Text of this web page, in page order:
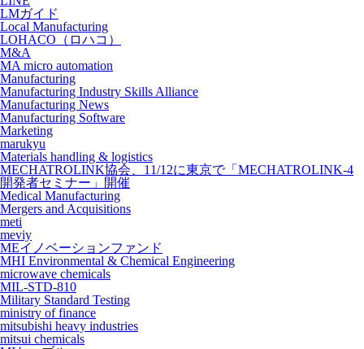
LMガイド
Local Manufacturing
LOHACO（ロハコ）
M&A
MA micro automation
Manufacturing
Manufacturing Industry Skills Alliance
Manufacturing News
Manufacturing Software
Marketing
marukyu
Materials handling & logistics
MECHATROLINK協会、11/12に東京で「MECHATROLINK-4
開発者セミナー」開催
Medical Manufacturing
Mergers and Acquisitions
meti
meviy
MEイノベーションファンド
MHI Environmental & Chemical Engineering
microwave chemicals
MIL-STD-810
Military Standard Testing
ministry of finance
mitsubishi heavy industries
mitsui chemicals